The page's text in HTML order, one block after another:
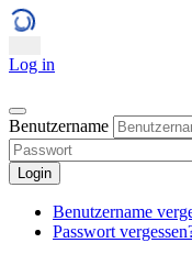
Log in
Benutzername
Login
Benutzername
Passwort